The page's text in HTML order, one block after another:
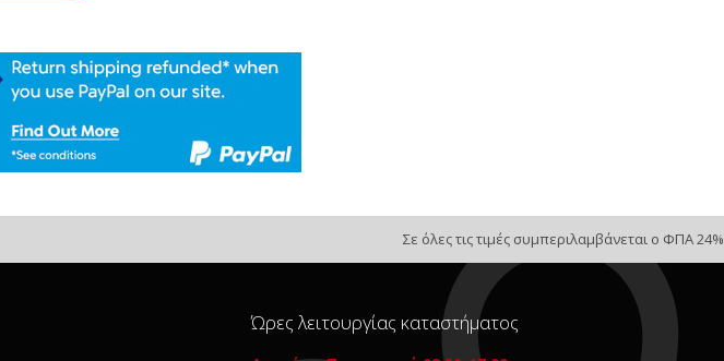
Σε όλες τις τιμές συμπεριλαμβάνεται ο ΦΠΑ 24%
Ώρες λειτουργίας καταστήματος